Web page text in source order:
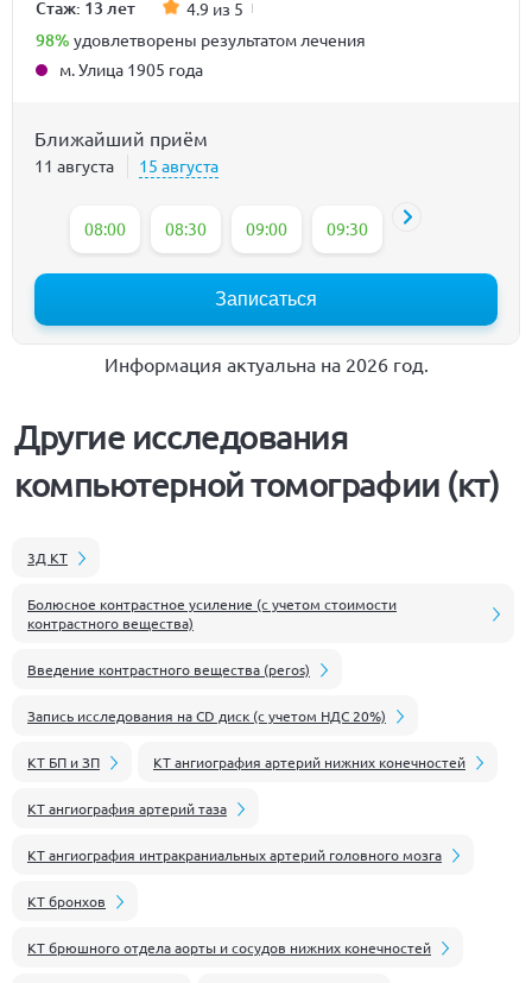
Стаж: 13 лет 4.9 из 5
98% удовлетворены результатом лечения
м. Улица 1905 года
Ближайший приём
11 августа 15 августа
08:00 08:30 09:00 09:30 10:20
Записаться
Информация актуальна на 2026 год.
Другие исследования
компьютерной томографии (кт)
3Д КТ
Болюсное контрастное усиление (с учетом стоимости
контрастного вещества)
Введение контрастного вещества (peros)
Запись исследования на CD диск (с учетом НДС 20%)
КТ БП и ЗП КТ ангиография артерий нижних конечностей
КТ ангиография артерий таза
КТ ангиография интракраниальных артерий головного мозга
КТ бронхов
КТ брюшного отдела аорты и сосудов нижних конечностей